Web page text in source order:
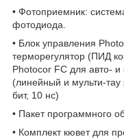
• Фотоприемник:
фотодиода.
• Блок управления
терморегулятор (ПИД
Photocor FC для авто-
(линейный и мульти-
бит, 10 нс)
• Пакет программного
• Комплект кювет для